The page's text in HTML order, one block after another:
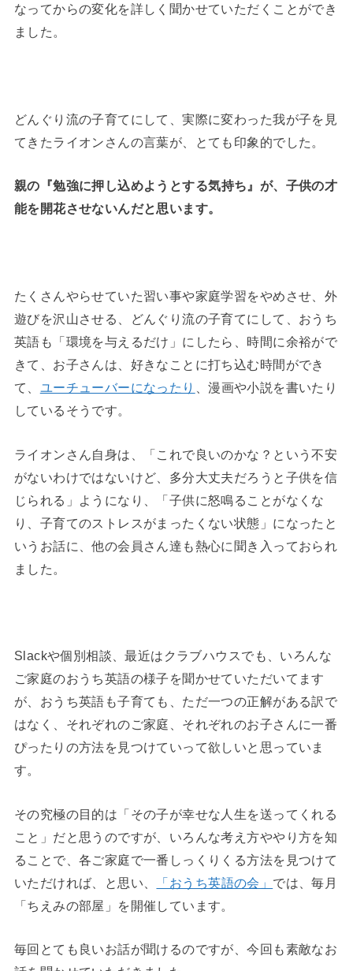
なってからの変化を詳しく聞かせていただくことができ
ました。
どんぐり流の子育てにして、実際に変わった我が子を見
てきたライオンさんの言葉が、とても印象的でした。
親の『勉強に押し込めようとする気持ち』が、子供の才
能を開花させないんだと思います。
たくさんやらせていた習い事や家庭学習をやめさせ、外
遊びを沢山させる、どんぐり流の子育てにして、おうち
英語も「環境を与えるだけ」にしたら、時間に余裕がで
きて、お子さんは、好きなことに打ち込む時間ができ
て、 ユーチューバーになったり
、漫画や小説を書いたり
しているそうです。
ライオンさん自身は、「これで良いのかな？という不安
がないわけではないけど、多分大丈夫だろうと子供を信
じられる」ようになり、「子供に怒鳴ることがなくな
り、子育てのストレスがまったくない状態」になったと
いうお話に、他の会員さん達も熱心に聞き入っておられ
ました。
Slackや個別相談、最近はクラブハウスでも、いろんな
ご家庭のおうち英語の様子を聞かせていただいてます
が、おうち英語も子育ても、ただ一つの正解がある訳で
はなく、それぞれのご家庭、それぞれのお子さんに一番
ぴったりの方法を見つけていって欲しいと思っていま
す。
その究極の目的は「その子が幸せな人生を送ってくれる
こと」だと思うのですが、いろんな考え方ややり方を知
ることで、各ご家庭で一番しっくりくる方法を見つけて
いただければ、と思い、
「おうち英語の会」 では、毎月
「ちえみの部屋」を開催しています。
毎回とても良いお話が聞けるのですが、今回も素敵なお